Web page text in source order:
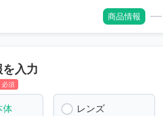
商品情報
入力
必須
体 レンズ